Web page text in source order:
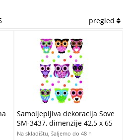
pregled
Samoljepljiva dekoracija Sove
SM-3437, dimenzije 42,5 x 65
cm
Na skladištu, šaljemo do 48 h